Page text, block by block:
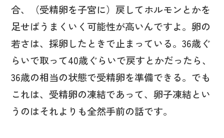
合、（受精卵を子宮に）戻してホルモンとかを
足せばうまくいく可能性が高いんですよ。卵の
若さは、採卵したときで止まっている。36歳ぐ
らいで取って40歳ぐらいで戻すとかだったら、
36歳の相当の状態で受精卵を準備できる。でも
これは、受精卵の凍結であって、卵子凍結とい
うのはそれよりも全然手前の話です。